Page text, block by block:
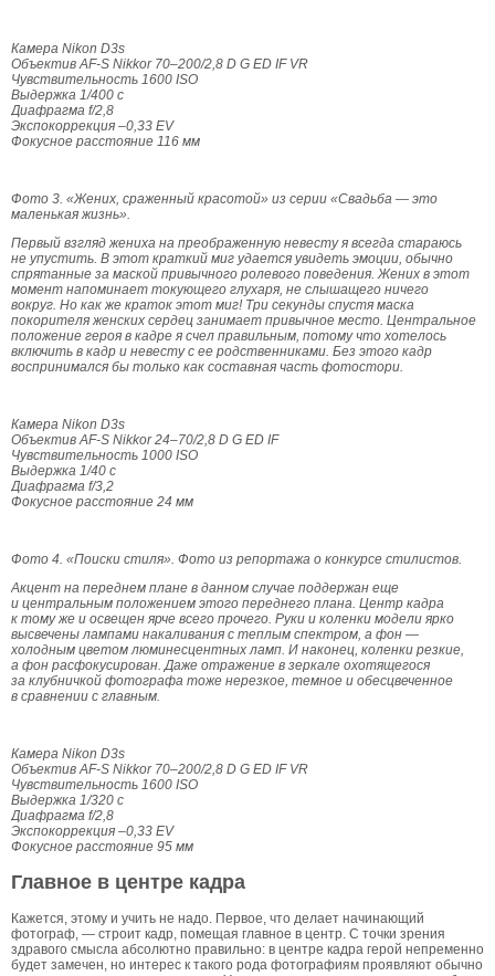
Камера Nikon D3s
Объектив AF-S Nikkor 70–200/2,8 D G ED IF VR
Чувствительность 1600 ISO
Выдержка 1/400 с
Диафрагма f/2,8
Экспокоррекция –0,33 EV
Фокусное расстояние 116 мм
Фото 3. «Жених, сраженный красотой» из серии «Свадьба — это
маленькая жизнь».
Первый взгляд жениха на преображенную невесту я всегда стараюсь
не упустить. В этот краткий миг удается увидеть эмоции, обычно
спрятанные за маской привычного ролевого поведения. Жених в этот
момент напоминает токующего глухаря, не слышащего ничего
вокруг. Но как же краток этот миг! Три секунды спустя маска
покорителя женских сердец занимает привычное место. Центральное
положение героя в кадре я счел правильным, потому что хотелось
включить в кадр и невесту с ее родственниками. Без этого кадр
воспринимался бы только как составная часть фотостори.
Камера Nikon D3s
Объектив AF-S Nikkor 24–70/2,8 D G ED IF
Чувствительность 1000 ISO
Выдержка 1/40 с
Диафрагма f/3,2
Фокусное расстояние 24 мм
Фото 4. «Поиски стиля». Фото из репортажа о конкурсе стилистов.
Акцент на переднем плане в данном случае поддержан еще
и центральным положением этого переднего плана. Центр кадра
к тому же и освещен ярче всего прочего. Руки и коленки модели ярко
высвечены лампами накаливания с теплым спектром, а фон —
холодным цветом люминесцентных ламп. И наконец, коленки резкие,
а фон расфокусирован. Даже отражение в зеркале охотящегося
за клубничкой фотографа тоже нерезкое, темное и обесцвеченное
в сравнении с главным.
Камера Nikon D3s
Объектив AF-S Nikkor 70–200/2,8 D G ED IF VR
Чувствительность 1600 ISO
Выдержка 1/320 с
Диафрагма f/2,8
Экспокоррекция –0,33 EV
Фокусное расстояние 95 мм
Главное в центре кадра
Кажется, этому и учить не надо. Первое, что делает начинающий
фотограф, — строит кадр, помещая главное в центр. С точки зрения
здравого смысла абсолютно правильно: в центре кадра герой непременно
будет замечен, но интерес к такого рода фотографиям проявляют обычно